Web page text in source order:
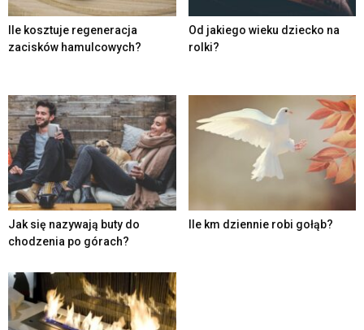
Ile kosztuje regeneracja
zacisków hamulcowych?
Od jakiego wieku dziecko na
rolki?
Jak się nazywają buty do
chodzenia po górach?
Ile km dziennie robi gołąb?